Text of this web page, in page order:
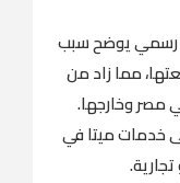
رسمي يوضح سبب
مما زاد من
مصر وخارجها.
خدمات ميتا في